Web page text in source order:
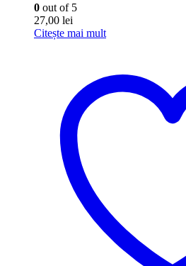
0 out of 5
27,00 lei
Citește mai mult